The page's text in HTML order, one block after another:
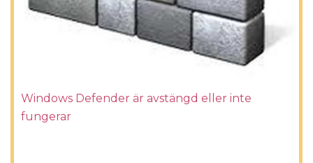
Windows Defender är avstängd eller inte
fungerar